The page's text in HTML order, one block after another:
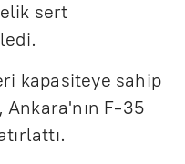
sert
kapasiteye sahip
F-35